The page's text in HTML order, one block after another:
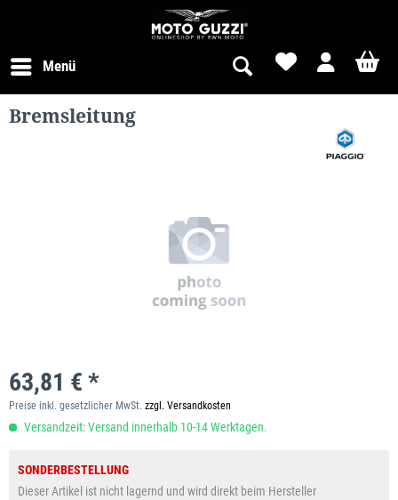
Menü
Bremsleitung
63,81 € *
Preise inkl. gesetzlicher MwSt. zzgl. Versandkosten
Versandzeit: Versand innerhalb 10-14 Werktagen.
SONDERBESTELLUNG
Dieser Artikel ist nicht lagernd und wird direkt beim Hersteller